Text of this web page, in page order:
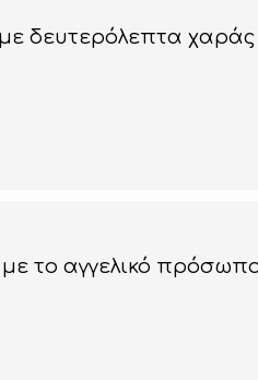
δευτερόλεπτα χαράς
το αγγελικό